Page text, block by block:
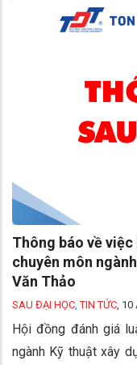
Thông báo về
chuyên môn
Văn Thảo
SAU ĐẠI HỌC ,TIN TỨC 10
Hội đồng đánh giá
ngành Kỹ thuật xây